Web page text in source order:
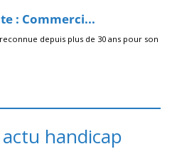
actu handicap